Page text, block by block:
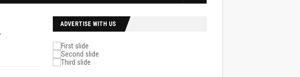
ADVERTISE WITH US